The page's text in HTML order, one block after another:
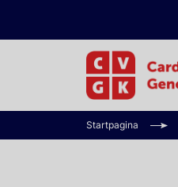
Startpagina